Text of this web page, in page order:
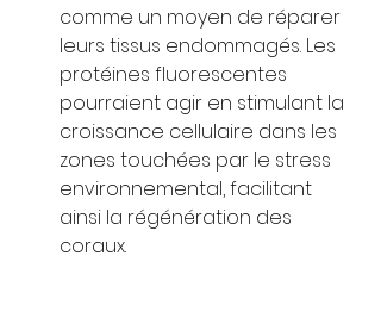
comme un moyen de réparer
leurs tissus endommagés. Les
protéines fluorescentes
pourraient agir en stimulant la
croissance cellulaire dans les
zones touchées par le stress
environnemental, facilitant
ainsi la régénération des
coraux.